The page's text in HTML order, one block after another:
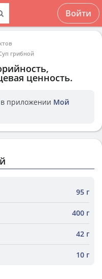
Войти
грибной
ценность.
в приложении Мой
95 г
400 г
42 г
10 г